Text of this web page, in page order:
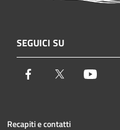
SEGUICI SU
Facebook Twitter
Recapiti e contatti